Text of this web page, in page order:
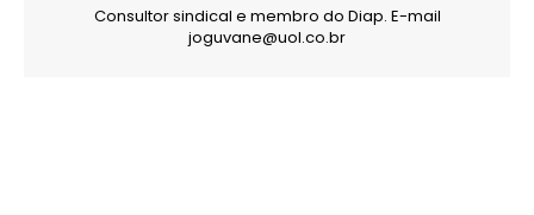
Consultor sindical e membro do Diap. E-mail
joguvane@uol.co.br